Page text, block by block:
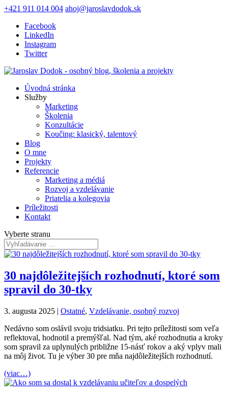
+421 911 014 004 ahoj@jaroslavdodok.sk
Facebook
LinkedIn
Instagram
Twitter
Úvodná stránka
Služby
Marketing
Školenia
Konzultácie
Koučing: klasický, talentový
Blog
O mne
Projekty
Referencie
Marketing a médiá
Rozvoj a vzdelávanie
Priatelia a kolegovia
Príležitosti
Kontakt
Vyberte stranu
30 najdôležitejších rozhodnutí, ktoré som
spravil do 30-tky
3. augusta 2025 | Ostatné, Vzdelávanie, osobný rozvoj
Nedávno som oslávil svoju tridsiatku. Pri tejto príležitosti som veľa
reflektoval, hodnotil a premýšľal. Nad tým, aké rozhodnutia a kroky
som spravil za uplynulých približne 15-násť rokov a aký vplyv mali
na môj život. Tu je výber 30 pre mňa najdôležitejších rozhodnutí.
(viac…)